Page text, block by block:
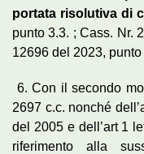
portata risolutiva di
punto 3.3. ; Cass. Nr.
12696 del 2023, punto
6. Con il secondo
2697 c.c. nonché
del 2005 e dell’art 1
riferimento alla